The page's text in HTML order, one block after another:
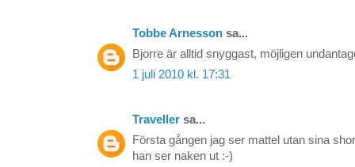
Tobbe Arnesson sa...
Bjorre är alltid snyggast, möjligen
1 juli 2010 kl. 17:31
Traveller sa...
Första gången jag ser mattel utan sina
han ser naken ut :-)